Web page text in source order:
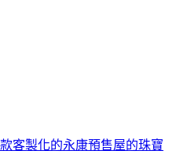
客製化的永康預售屋的珠寶